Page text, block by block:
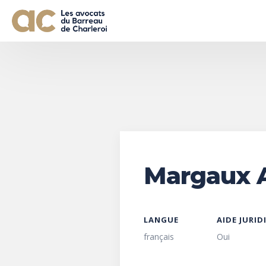
Margaux
LANGUE
français
AIDE
Oui